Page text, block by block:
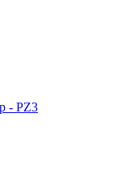
- PZ3